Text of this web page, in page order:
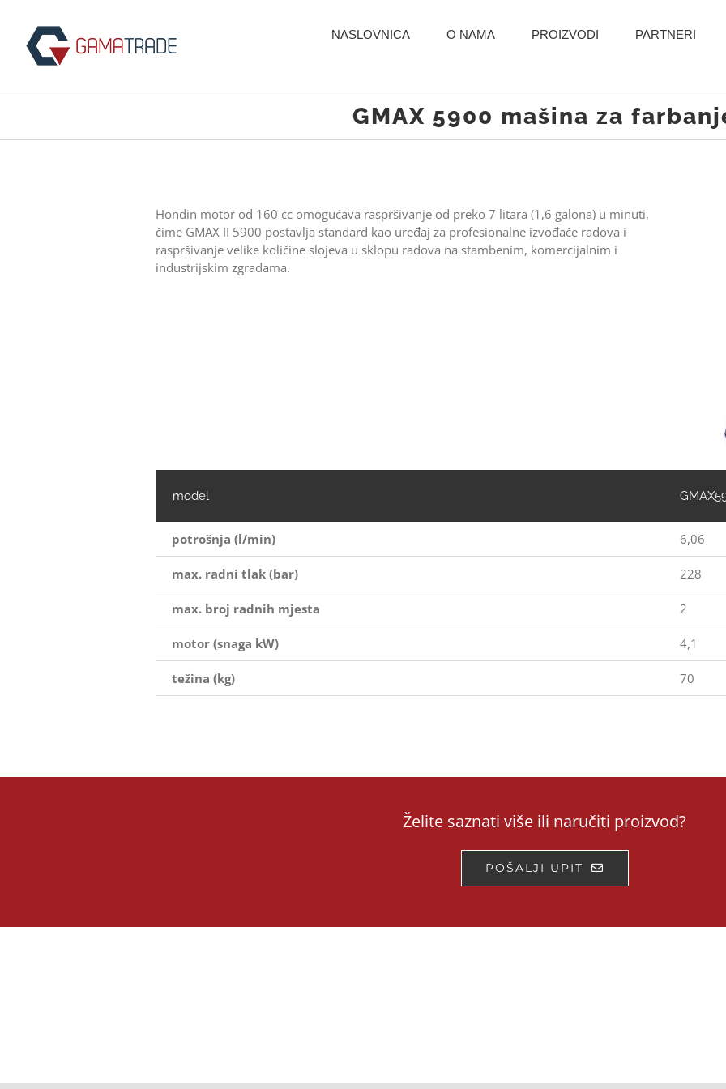
content
NASLOVNICA O NAMA PROIZVODI PARTNERI
GMAX 5900 mašina za
Hondin motor od 160 cc omogućava raspršivanje od preko 7 litara (1,6 galona) u minuti,
čime GMAX II 5900 postavlja standard kao uređaj za profesionalne izvođače radova i
raspršivanje velike količine slojeva u sklopu radova na stambenim, komercijalnim i
industrijskim zgradama.
model
potrošnja (l/min) 6,06
max. radni tlak (bar) 228
max. broj radnih mjesta 2
motor (snaga kW) 4,1
težina (kg) 70
Želite saznati više ili naručiti proizvod?
POŠALJI UPIT